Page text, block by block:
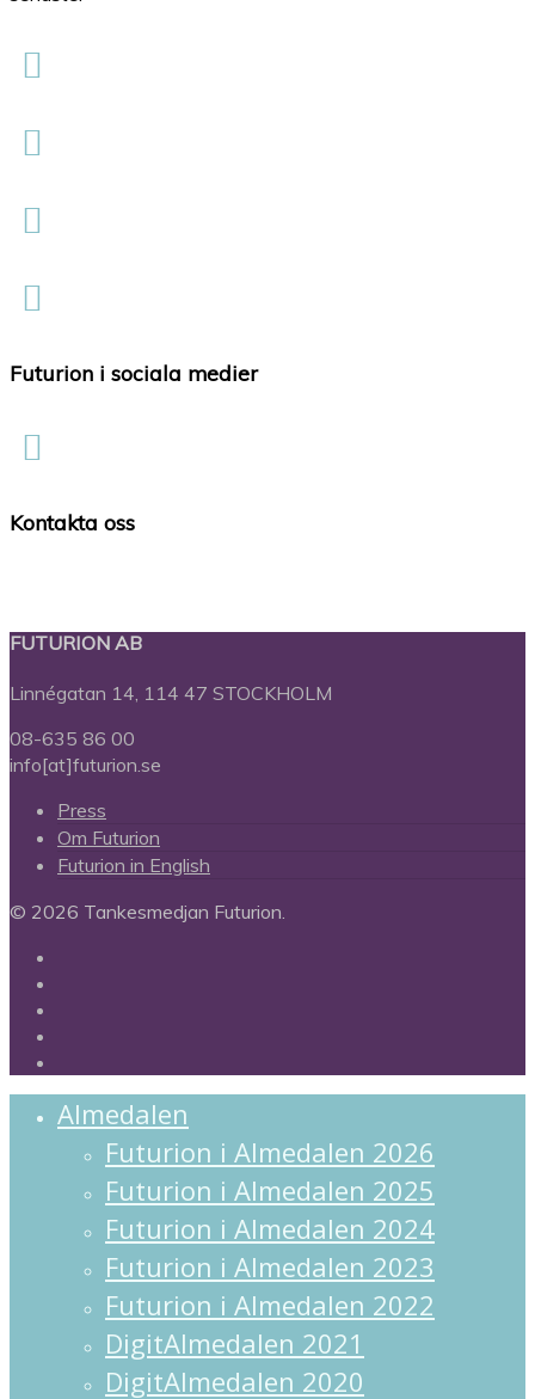
Futurion i sociala medier
Kontakta oss
FUTURION AB
Linnégatan 14, 114 47 STOCKHOLM
08-635 86 00
info[at]futurion.se
Press
Om Futurion
Futurion in English
© 2026 Tankesmedjan Futurion.
Almedalen
Futurion i Almedalen 2026
Futurion i Almedalen 2025
Futurion i Almedalen 2024
Futurion i Almedalen 2023
Futurion i Almedalen 2022
DigitAlmedalen 2021
DigitAlmedalen 2020